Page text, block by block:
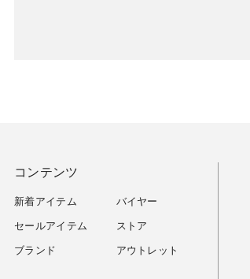
コンテンツ
新着アイテム
セールアイテム
ブランド
バイヤー
ストア
アウトレット